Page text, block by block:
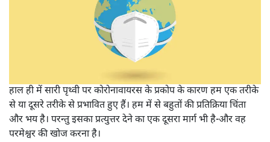
हाल ही में सारी पृथ्वी पर कोरोनावायरस के प्रकोप के कारण हम एक तरीके
से या दूसरे तरीके से प्रभावित हुए हैं। हम में से बहुतों की प्रतिक्रिया चिंता
और भय है। परन्तु इसका प्रत्युत्तर देने का एक दूसरा मार्ग भी है-और वह
परमेश्वर की खोज करना है।